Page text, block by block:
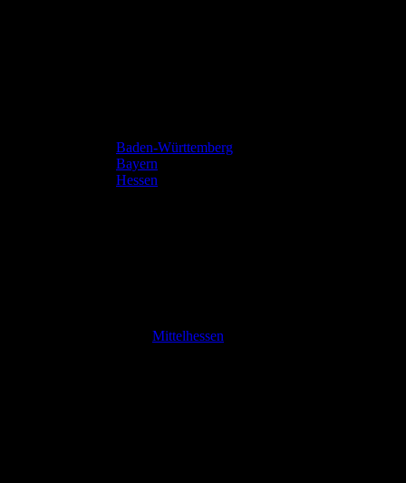
Baden-Württemberg
Bayern
Hessen
Mittelhessen